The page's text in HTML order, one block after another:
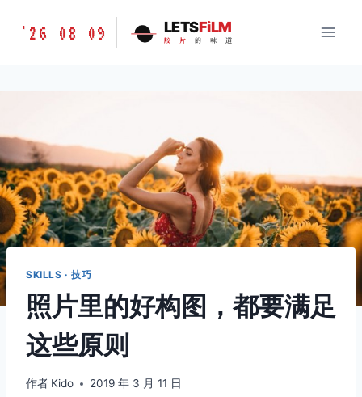
胶
LETSFILM
'26 08 09 LETSFiLM
胶 片 的 味 道
SKILLS · 技巧
照片里的好构图，都要满足
这些原则
作者 Kido 2019 年 3 月 11 日